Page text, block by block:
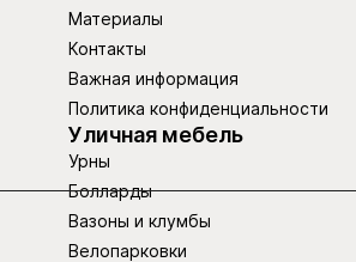
Материалы
Контакты
Важная информация
Политика конфиденциальности
Уличная мебель
Урны
Болларды
Вазоны и клумбы
Велопарковки